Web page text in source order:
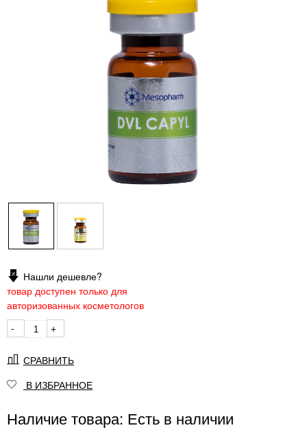
Нашли дешевле?
товар доступен только для
авторизованных косметологов
-
+
СРАВНИТЬ
В ИЗБРАННОЕ
Наличие товара: Есть в наличии